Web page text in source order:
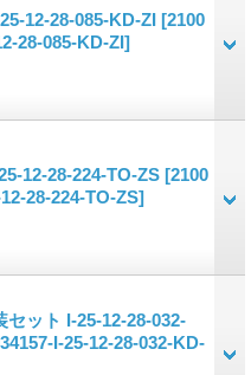
12-28-085-KD-ZI [2100
28-085-KD-ZI]
12-28-224-TO-ZS [2100
28-224-TO-ZS]
ット I-25-12-28-032-
I-25-12-28-032-KD-